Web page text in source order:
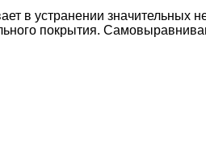
в устранении
покрытия.